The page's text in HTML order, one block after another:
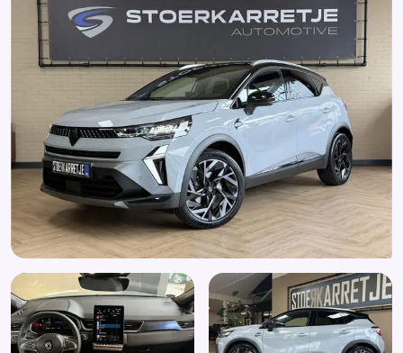
Airbag passagier
Alarm klasse 1(startblokkering)
Anti Blokkeer Systeem
Anti doorSlip Regeling
Armsteun voor
Audio installatie
Automatische snelheidsbegrenzing ISA
Autonomous Emergency Braking
Bandenspanningscontrolesysteem
Bestuurdersstoel in hoogte verstelbaar
Bluetooth
Boordcomputer
Bots waarschuwing systeem